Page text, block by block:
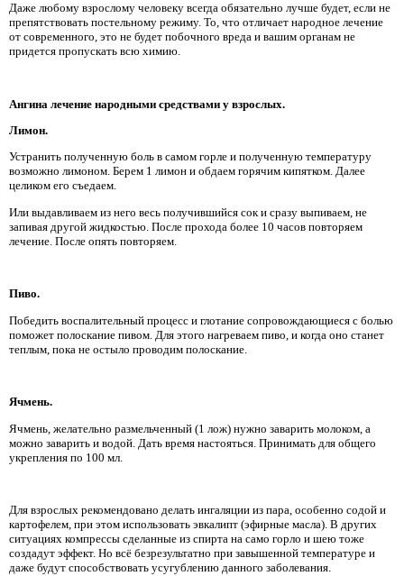
Даже любому взрослому человеку всегда обязательно лучше будет, если не
препятствовать постельному режиму. То, что отличает народное лечение
от современного, это не будет побочного вреда и вашим органам не
придется пропускать всю химию.
Ангина лечение народными средствами у взрослых.
Лимон.
Устранить полученную боль в самом горле и полученную температуру
возможно лимоном. Берем 1 лимон и обдаем горячим кипятком. Далее
целиком его съедаем.
Или выдавливаем из него весь получившийся сок и сразу выпиваем, не
запивая другой жидкостью. После прохода более 10 часов повторяем
лечение. После опять повторяем.
Пиво.
Победить воспалительный процесс и глотание сопровождающиеся с болью
поможет полоскание пивом. Для этого нагреваем пиво, и когда оно станет
теплым, пока не остыло проводим полоскание.
Ячмень.
Ячмень, желательно размельченный (1 лож) нужно заварить молоком, а
можно заварить и водой. Дать время настояться. Принимать для общего
укрепления по 100 мл.
Для взрослых рекомендовано делать ингаляции из пара, особенно содой и
картофелем, при этом использовать эвкалипт (эфирные масла). В других
ситуациях компрессы сделанные из спирта на само горло и шею тоже
создадут эффект. Но всё безрезультатно при завышенной температуре и
даже будут способствовать усугублению данного заболевания.